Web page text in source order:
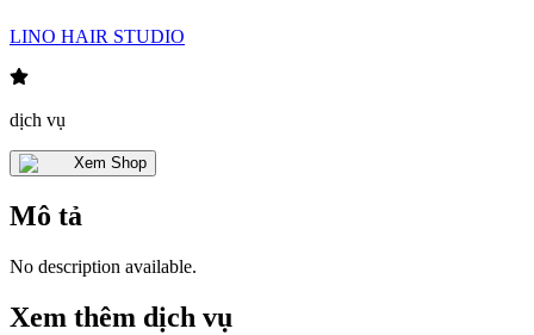
LINO HAIR STUDIO
dịch vụ
Xem Shop
Mô tả
No description available.
Xem thêm dịch vụ